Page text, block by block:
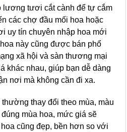
lương tươi cắt cành để tự cắm
các chợ đầu mối hoa hoặc
uy tín chuyên nhập hoa mới
này cũng được bán phổ
xã hội và sàn thương mại
khác nhau, giúp bạn dễ dàng
nơi mà không cần đi xa.
thay đổi theo mùa, màu
mùa hoa, mức giá sẽ
cũng đẹp, bền hơn so với